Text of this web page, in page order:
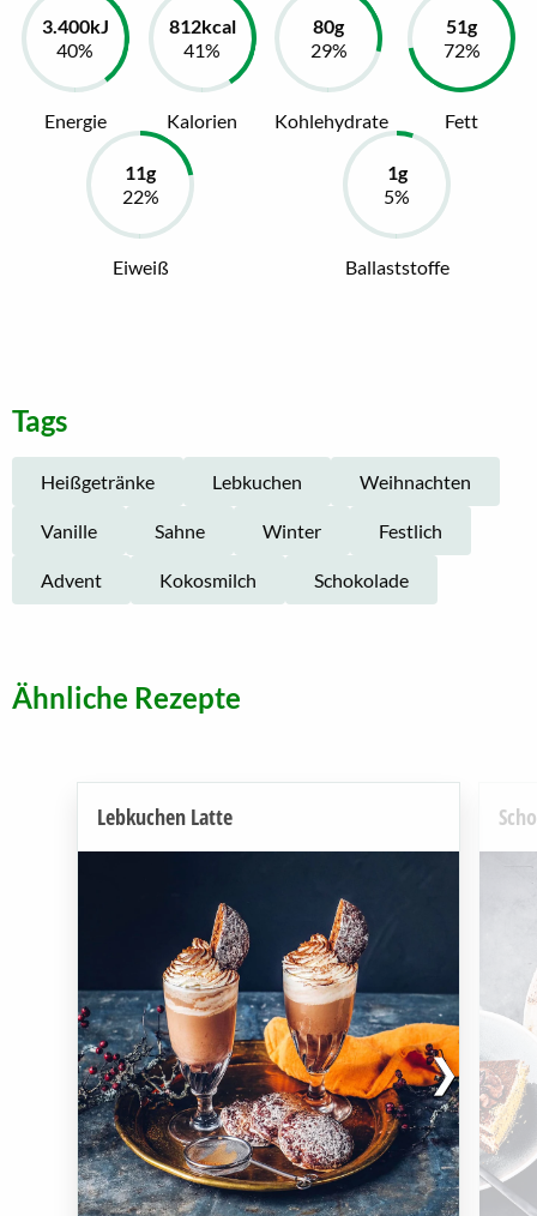
Energie Kalorien Kohlehydrate Fett
Eiweiß Ballaststoffe
Tags
Heißgetränke Lebkuchen Weihnachten
Vanille Sahne Winter Festlich
Advent Kokosmilch Schokolade
Ähnliche Rezepte
Lebkuchen Latte